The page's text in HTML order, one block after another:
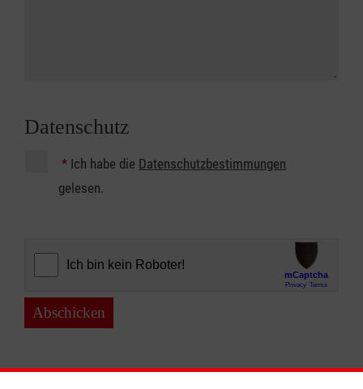
Datenschutz
* Ich habe die Datenschutzbestimmungen
gelesen.
Abschicken